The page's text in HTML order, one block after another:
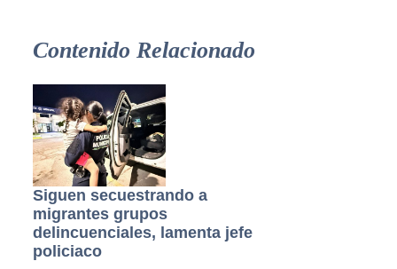
Contenido Relacionado
Siguen secuestrando a
migrantes grupos
delincuenciales, lamenta jefe
policiaco